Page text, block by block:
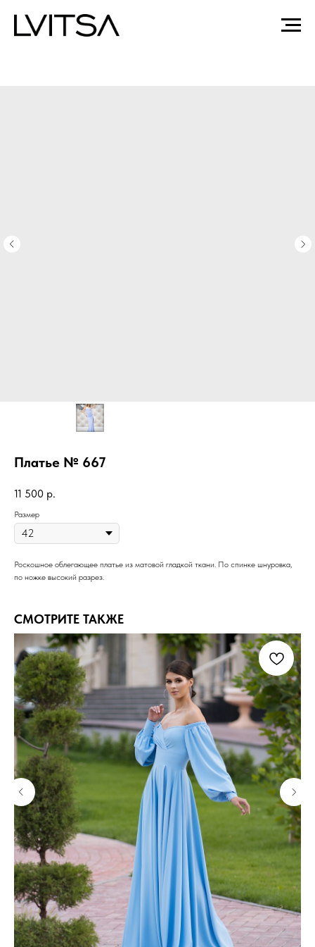
Платье № 667
11 500 р.
Размер
Роскошное облегающее платье из матовой гладкой ткани. По спинке шнуровка,
по ножке высокий разрез.
СМОТРИТЕ ТАКЖЕ